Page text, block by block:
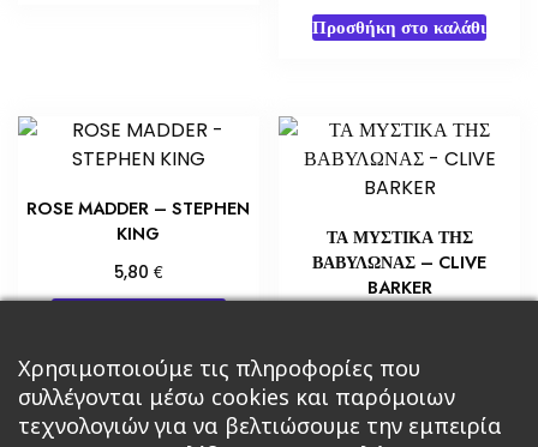
Προσθήκη στο καλάθι
ROSE MADDER – STEPHEN
KING
5,80 €
ΤΑ ΜΥΣΤΙΚΑ ΤΗΣ
ΒΑΒΥΛΩΝΑΣ – CLIVE
BARKER
Προσθήκη στο καλάθι
Χρησιμοποιούμε τις πληροφορίες που
συλλέγονται μέσω cookies και παρόμοιων
τεχνολογιών για να βελτιώσουμε την εμπειρία